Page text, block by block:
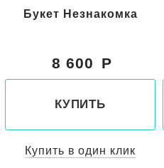
Букет Незнакомка
8 600
КУПИТЬ
Купить в один клик